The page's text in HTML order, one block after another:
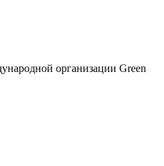
организации Green